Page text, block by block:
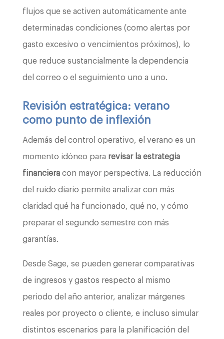
flujos que se activen automáticamente ante
determinadas condiciones (como alertas por
gasto excesivo o vencimientos próximos), lo
que reduce sustancialmente la dependencia
del correo o el seguimiento uno a uno.
Revisión estratégica: verano
como punto de inflexión
Además del control operativo, el verano es un
momento idóneo para revisar la estrategia
financieracon mayor perspectiva. La reducción
del ruido diario permite analizar con más
claridad qué ha funcionado, qué no, y cómo
preparar el segundo semestre con más
garantías.
Desde Sage, se pueden generar comparativas
de ingresos y gastos respecto al mismo
periodo del año anterior, analizar márgenes
reales por proyecto o cliente, e incluso simular
distintos escenarios para la planificación del